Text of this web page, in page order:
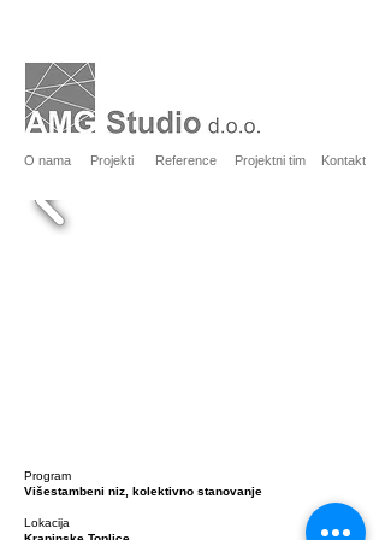
Program
Višestambeni niz, kolektivno stanovanje
Lokacija
O nama Projekti Reference Projektni tim Kontakt